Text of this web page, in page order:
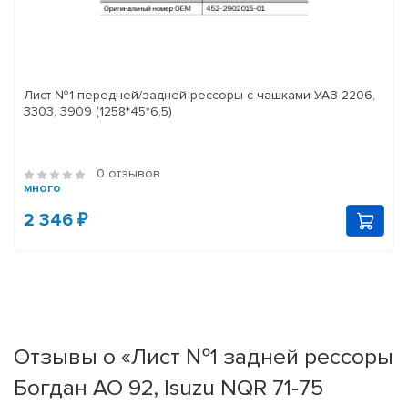
Лист №1 передней/задней рессоры с чашками УАЗ 2206,
3303, 3909 (1258*45*6,5)
0 отзывов
много
2 346 ₽
Отзывы о «Лист №1 задней рессоры
Богдан АО 92, Isuzu NQR 71-75